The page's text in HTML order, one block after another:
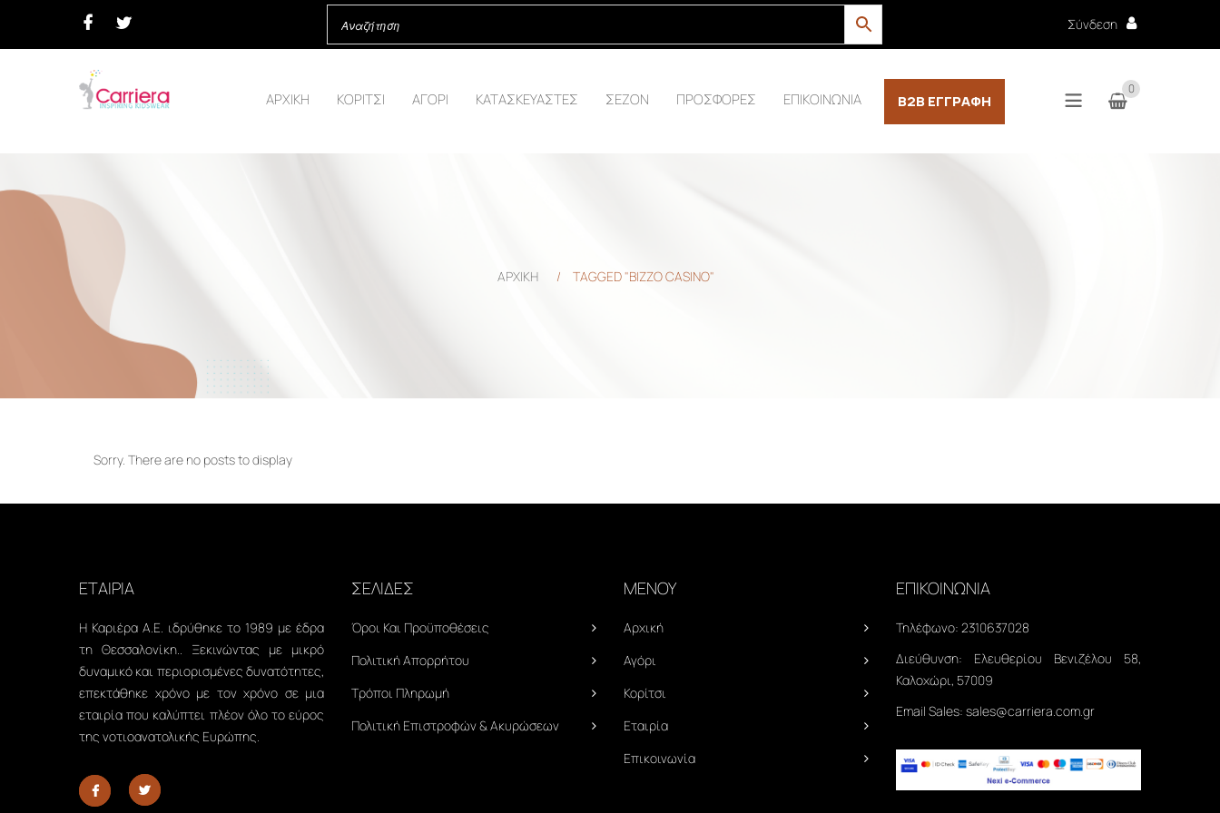
Σύνδεση
ΑΡΧΙΚΗ ΚΟΡΙΤΣΙ ΑΓΟΡΙ ΚΑΤΑΣΚΕΥΑΣΤΕΣ ΣΕΖΟΝ ΠΡΟΣΦΟΡΕΣ ΕΠΙΚΟΙΝΩΝΙΑ B2B ΕΓΓΡΑΦΉ
0
ΑΡΧΙΚΗ / TAGGED "BIZZO CASINO"
Sorry. There are no posts to display
ΕΤΑΙΡΙΑ
Η Καριέρα Α.Ε. ιδρύθηκε το 1989 με έδρα
τη Θεσσαλονίκη.. Ξεκινώντας με μικρό
δυναμικό και περιορισμένες δυνατότητες,
επεκτάθηκε χρόνο με τον χρόνο σε μια
εταιρία που καλύπτει πλέον όλο το εύρος
της νοτιοανατολικής Ευρώπης.
ΣΕΛΙΔΕΣ
Όροι Και Προϋποθέσεις
Πολιτική Απορρήτου
Τρόποι Πληρωμή
Πολιτική Επιστροφών & Ακυρώσεων
ΜΕΝΟΥ
Αρχική
Αγόρι
Κορίτσι
Εταιρία
Επικοινωνία
ΕΠΙΚΟΙΝΩΝΙΑ
Τηλέφωνο: 2310637028
Διεύθυνση: Ελευθερίου Βενιζέλου 58,
Καλοχώρι, 57009
Email Sales: sales@carriera.com.gr